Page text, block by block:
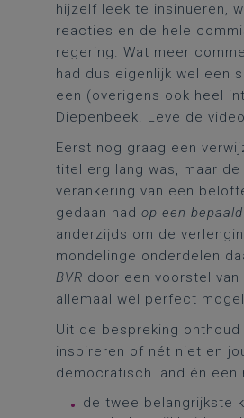
hijzelf leek te insinueren,
reacties en de hele
regering. Wat meer
had dus eigenlijk wel een
een (overigens ook heel
Diepenbeek. Leve de
Eerst nog graag een
titel erg lang was, maar
verankering van een
gedaan had op een
anderzijds om de
mondelinge onderdelen
BVR door een voorstel van
allemaal wel perfect
Uit de bespreking
inspireren of nét niet en
democratisch land én
de twee belangrijkste